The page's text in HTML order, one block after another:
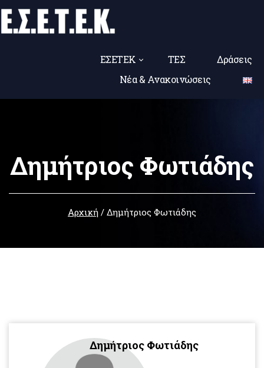
ΕΣΕΤΕΚ ΤΕΣ
Δράσεις
Νέα & Ανακοινώσεις
Δημήτριος Φωτιάδης
Αρχική / Δημήτριος Φωτιάδης
Δημήτριος Φωτιάδης